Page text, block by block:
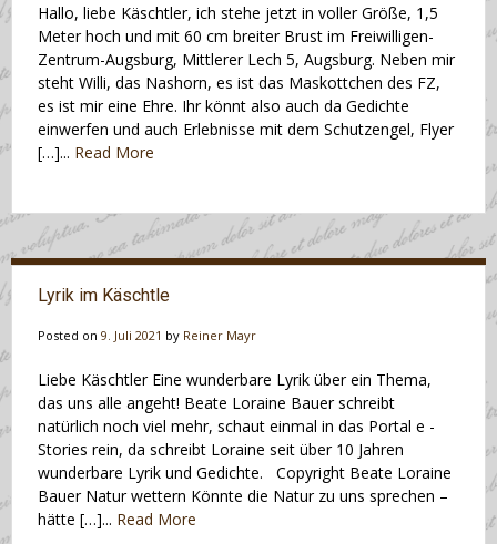
Hallo, liebe Käschtler, ich stehe jetzt in voller Größe, 1,5
Meter hoch und mit 60 cm breiter Brust im Freiwilligen-
Zentrum-Augsburg, Mittlerer Lech 5, Augsburg. Neben mir
steht Willi, das Nashorn, es ist das Maskottchen des FZ,
es ist mir eine Ehre. Ihr könnt also auch da Gedichte
einwerfen und auch Erlebnisse mit dem Schutzengel, Flyer
[…]... Read More
Lyrik im Käschtle
Posted on 9. Juli 2021 by Reiner Mayr
Liebe Käschtler Eine wunderbare Lyrik über ein Thema,
das uns alle angeht! Beate Loraine Bauer schreibt
natürlich noch viel mehr, schaut einmal in das Portal e -
Stories rein, da schreibt Loraine seit über 10 Jahren
wunderbare Lyrik und Gedichte. Copyright Beate Loraine
Bauer Natur wettern Könnte die Natur zu uns sprechen –
hätte […]... Read More